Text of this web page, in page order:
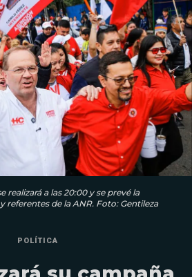
a las 20:00 y se prevé la
referentes de la ANR. Foto: Gentileza
POLÍTICA